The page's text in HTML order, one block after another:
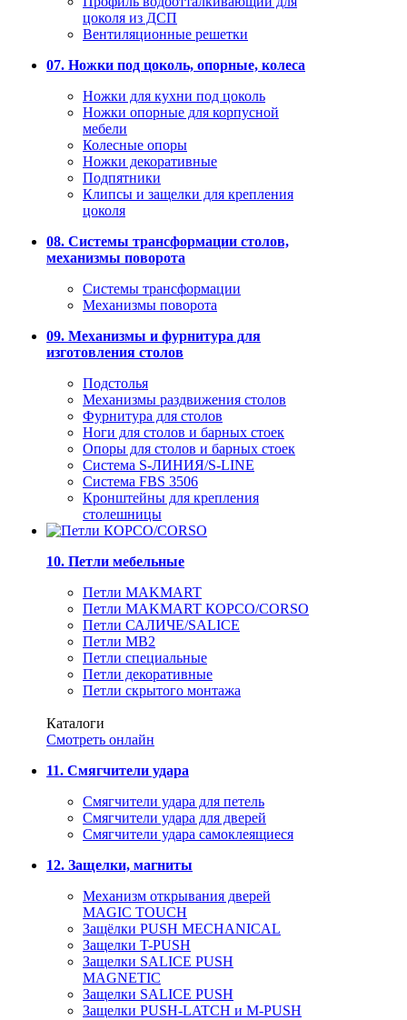
цоколя из ДСП
Вентиляционные решетки
07. Ножки под цоколь, опорные, колеса
Ножки для кухни под цоколь
Ножки опорные для корпусной
мебели
Колесные опоры
Ножки декоративные
Подпятники
Клипсы и защелки для крепления
цоколя
08. Системы трансформации столов,
механизмы поворота
Системы трансформации
Механизмы поворота
09. Механизмы и фурнитура для
изготовления столов
Подстолья
Механизмы раздвижения столов
Фурнитура для столов
Ноги для столов и барных стоек
Опоры для столов и барных стоек
Система S-ЛИНИЯ/S-LINE
Система FBS 3506
Кронштейны для крепления
столешницы
10. Петли мебельные
Петли MAKMART
Петли MAKMART КОРСО/CORSO
Петли САЛИЧЕ/SALICE
Петли MB2
Петли специальные
Петли декоративные
Петли скрытого монтажа
Каталоги
Смотреть онлайн
11. Смягчители удара
Смягчители удара для петель
Смягчители удара для дверей
Cмягчители удара самоклеящиеся
12. Защелки, магниты
Механизм открывания дверей
MAGIC TOUCH
Защёлки PUSH MECHANICAL
Защелки T-PUSH
Защелки SALICE PUSH
MAGNETIC
Защелки SALICE PUSH
Защелки PUSH-LATCH и M-PUSH